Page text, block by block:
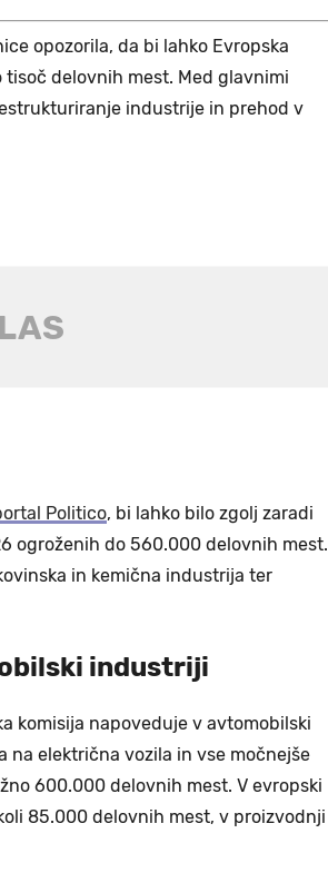
opozorila, da bi lahko Evropska
delovnih mest. Med glavnimi
industrije in prehod v
Politico, bi lahko bilo zgolj zaradi
ogroženih do 560.000 delovnih mest.
in kemična industrija ter
industriji
komisija napoveduje v avtomobilski
na električna vozila in vse močnejše
600.000 delovnih mest. V evropski
85.000 delovnih mest, v proizvodnji